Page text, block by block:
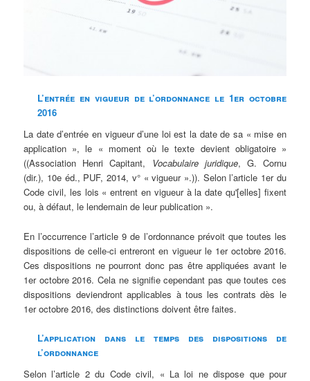
L’entrée en vigueur de l’ordonnance le 1er octobre
2016
La date d’entrée en vigueur d’une loi est la date de sa « mise en
application », le « moment où le texte devient obligatoire »
((Association Henri Capitant, Vocabulaire juridique, G. Cornu
(dir.), 10e éd., PUF, 2014, v° « vigueur ».)). Selon l’article 1er du
Code civil, les lois « entrent en vigueur à la date qu'[elles] fixent
ou, à défaut, le lendemain de leur publication ».
En l’occurrence l’article 9 de l’ordonnance prévoit que toutes les
dispositions de celle-ci entreront en vigueur le 1er octobre 2016.
Ces dispositions ne pourront donc pas être appliquées avant le
1er octobre 2016. Cela ne signifie cependant pas que toutes ces
dispositions deviendront applicables à tous les contrats dès le
1er octobre 2016, des distinctions doivent être faites.
L’application dans le temps des dispositions de
l’ordonnance
Selon l’article 2 du Code civil, « La loi ne dispose que pour